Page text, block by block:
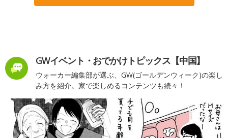
GWイベント・おでかけトピックス【中国】
ウォーカー編集部が選ぶ、GW(ゴールデンウィーク)の楽し
み方を紹介。家で楽しめるコンテンツも続々！